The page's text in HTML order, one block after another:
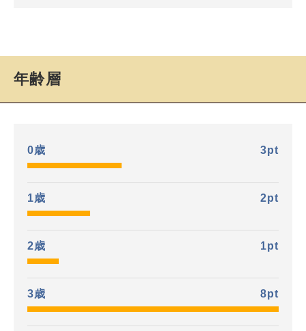
年齢層
0歳 3pt
1歳 2pt
2歳 1pt
3歳 8pt